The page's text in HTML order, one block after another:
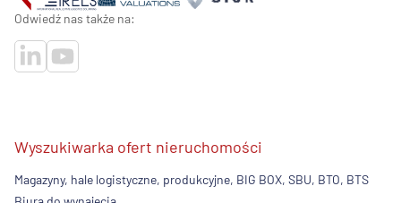
Odwiedź nas także na:
Wyszukiwarka ofert nieruchomości
Magazyny, hale logistyczne, produkcyjne, BIG BOX, SBU, BTO, BTS